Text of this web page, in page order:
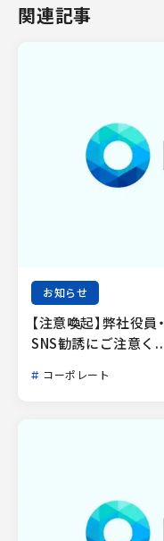
関連記事
お知らせ
【注意喚起】弊社役
SNS勧誘にご注意く
コーポレート